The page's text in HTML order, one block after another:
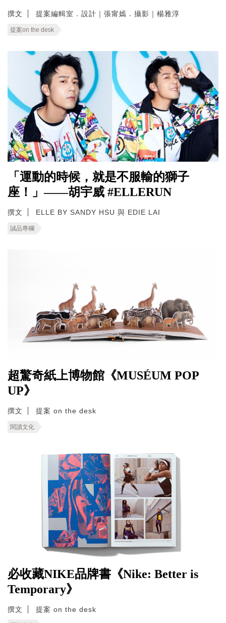
撰文 提案編輯室．設計｜張甯嫣．攝影｜楊雅淳
提案on the desk
「運動的時候，就是不服輸的獅子
座！」——胡宇威 #ELLERUN
撰文 ELLE BY SANDY HSU 與 EDIE LAI
誠品專欄
超驚奇紙上博物館《MUSÉUM POP
UP》
撰文 提案 on the desk
閱讀文化
必收藏NIKE品牌書《Nike: Better is
Temporary》
撰文 提案 on the desk